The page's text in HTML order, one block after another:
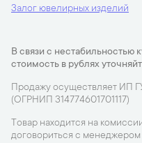
Залог ювелирных изделий
В связи с нестабильностью
стоимость в рублях
Продажу осуществляет ИП
(ОГРНИП 314774601701117)
Товар находится на
договориться с